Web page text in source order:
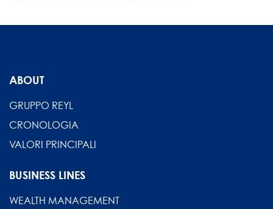
ABOUT
GRUPPO REYL
CRONOLOGIA
VALORI PRINCIPALI
BUSINESS LINES
WEALTH MANAGEMENT